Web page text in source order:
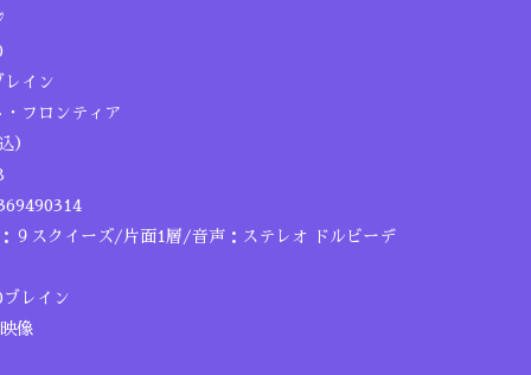
レイン
フロンティア
）
９スクイーズ/片面1層/音声：ステレオ ドルビーデ
レイン
像